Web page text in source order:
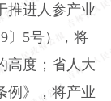
推进人参产业
〕5号），将
高度；省人大
例》，将产业